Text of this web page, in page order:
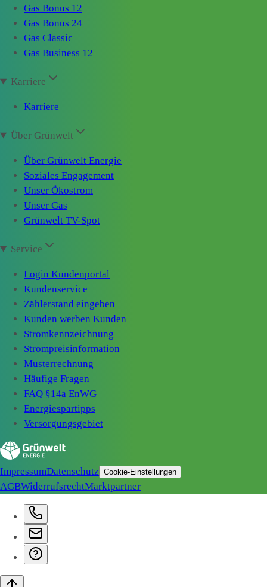
Gas Bonus 12
Gas Bonus 24
Gas Classic
Gas Business 12
Karriere
Karriere
Über Grünwelt
Über Grünwelt Energie
Soziales Engagement
Unser Ökostrom
Unser Gas
Grünwelt TV-Spot
Service
Login Kundenportal
Kundenservice
Zählerstand eingeben
Kunden werben Kunden
Stromkennzeichnung
Strompreisinformation
Musterrechnung
Häufige Fragen
FAQ §14a EnWG
Energiespartipps
Versorgungsgebiet
ImpressumDatenschutz Cookie-Einstellungen
AGBWiderrufsrechtMarktpartner